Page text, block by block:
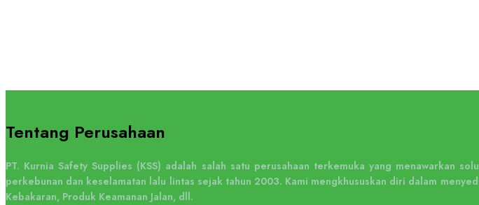
Tentang Perusahaan
PT. Kurnia Safety Supplies (KSS) adalah salah satu perusahaan terkemuka yang menawarkan
perkebunan dan keselamatan lalu lintas sejak tahun 2003. Kami mengkhususkan diri dalam
Kebakaran, Produk Keamanan Jalan, dll.